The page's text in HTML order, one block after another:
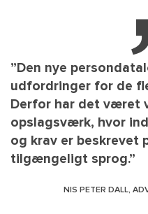
”Den nye
udfordringer for de
Derfor har det været
opslagsværk, hvor
og krav er
tilgængeligt sprog.”
NIS PETER DALL,